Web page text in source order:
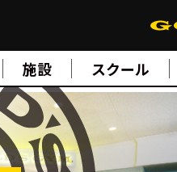
施設 スクール
ついて
グサポート